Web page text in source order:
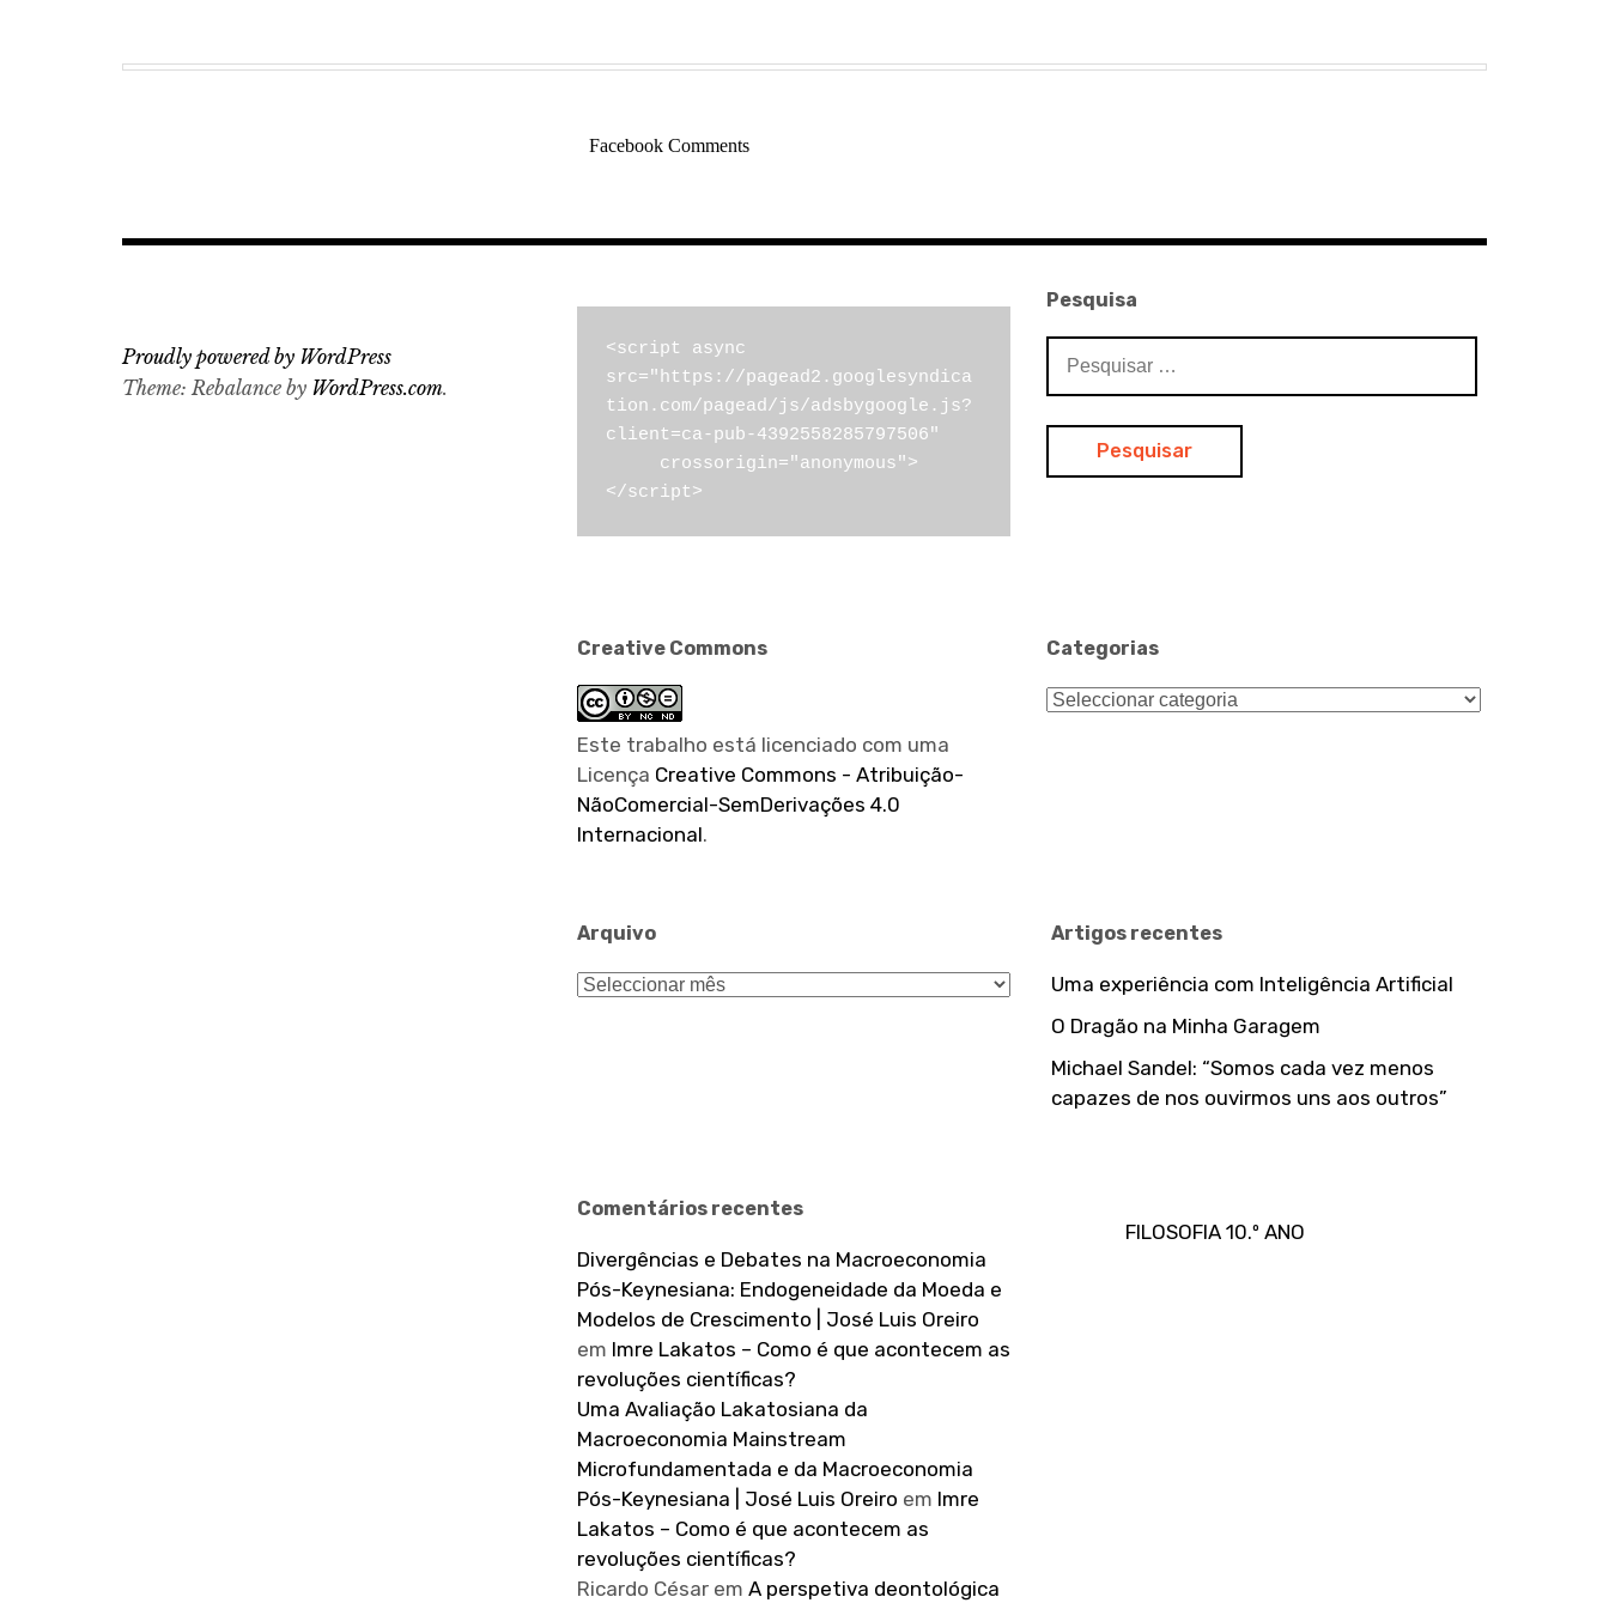
Facebook Comments
<script async
src="https://pagead2.googlesyndica
tion.com/pagead/js/adsbygoogle.js?
client=ca-pub-4392558285797506"
</script>
Pesquisa
por:
Creative Commons
Este trabalho está licenciado com uma
Licença Creative Commons - Atribuição-
NãoComercial-SemDerivações 4.0
Internacional.
Categorias
Categorias
Arquivo
Arquivo
Artigos recentes
Uma experiência com Inteligência Artificial
O Dragão na Minha Garagem
Michael Sandel: “Somos cada vez menos
capazes de nos ouvirmos uns aos outros”
Comentários recentes
Divergências e Debates na Macroeconomia
Pós-Keynesiana: Endogeneidade da Moeda e
Modelos de Crescimento | José Luis Oreiro
em Imre Lakatos – Como é que acontecem as
revoluções científicas?
Uma Avaliação Lakatosiana da
Macroeconomia Mainstream
Microfundamentada e da Macroeconomia
Pós-Keynesiana | José Luis Oreiro em Imre
Lakatos – Como é que acontecem as
revoluções científicas?
Ricardo César emA perspetiva deontológica
FILOSOFIA 10.º ANO
Proudly powered by WordPress
Theme: Rebalance by WordPress.com.